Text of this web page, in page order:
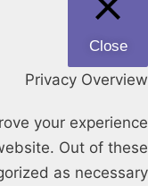
Close
Privacy Overview
your experience
Out of these
as necessary